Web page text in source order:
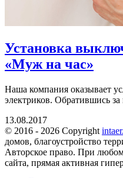
Установка
«Муж на час»
Наша компания оказывает
электриков. Обратившись
13.08.2017
© 2016 - 2026 Copyright
домов, благоустройство
Авторское право. При
сайта, прямая активная